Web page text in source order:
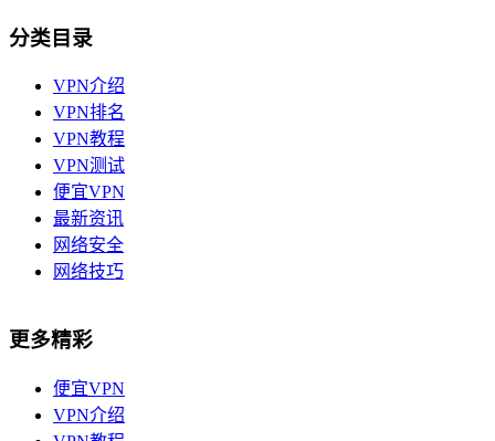
分类目录
VPN介绍
VPN排名
VPN教程
VPN测试
便宜VPN
最新资讯
网络安全
网络技巧
更多精彩
便宜VPN
VPN介绍